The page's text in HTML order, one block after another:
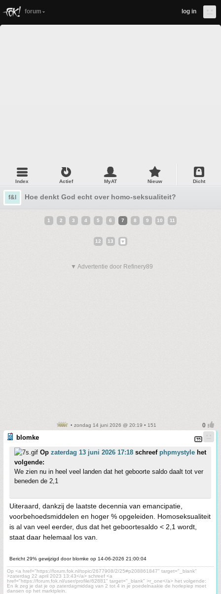
forum log in
Index Actief MyAT Nieuw Dicht
f&l Hoe denkt God echt over homo-seksualiteit?
1 2 3 4 5 6 7 8 9 10 11
12 13
▼ Advertentie door Refinery89
• zondag 14 juni 2026 @ 20:19 • 151
blomke
Op zaterdag 13 juni 2026 17:18 schreef phpmystyle het
volgende:
We zien nu in heel veel landen dat het geboorte saldo daalt tot ver
beneden de 2,1
Uiteraard, dankzij de laatste decennia van emancipatie,
voorbehoedsmiddelen en hoger % opgeleiden. Homoseksualiteit
is al van veel eerder, dus dat het geboortesaldo < 2,1 wordt,
staat daar helemaal los van.
Bericht 29% gewijzigd door blomke op 14-06-2026 21:00:04
Op <a href="https://forum.fok.nl/topic/2677908/2/25#p208861847" target="_blank"
>zaterdag 22 april 2023 13:43</a> schreef <a
href="https://forum.fok.nl/user/profile/62881" target="_blank" >r_one</a> het volgende:
En ik zeg je dat je op zaterdagmiddag van 2 tot 4 in je poedelnaakie de horlepiep moet
dansen op het marktplein.